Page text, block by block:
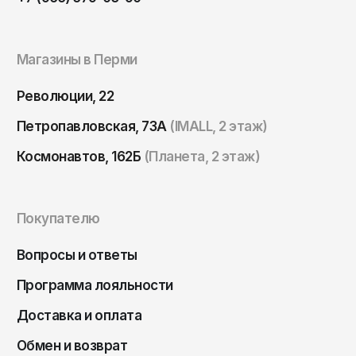
Магазины в Перми
Революции, 22
Петропавловская, 73А (IMALL, 2 этаж)
Космонавтов, 162Б (Планета, 2 этаж)
Покупателю
Вопросы и ответы
Программа лояльности
Доставка и оплата
Обмен и возврат
Пенза
Пермь
Петрозаводск
Рязань
Самара
Санкт-Петербург
Саранск